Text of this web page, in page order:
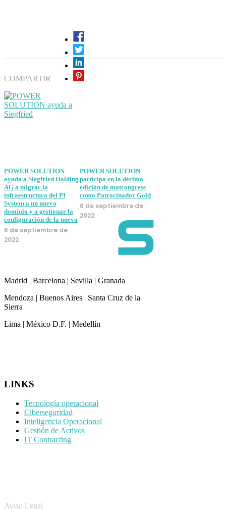
COMPARTIR
POWER SOLUTION
ayuda a Siegfried Holding
AG a migrar la
infraestructura del PI
System a un nuevo
dominio y a gestionar la
configuración de la nueva
6 de septiembre de
2022
POWER SOLUTION
participa en la décima
edición de matcongress
como Patrocinador Gold
6 de septiembre de
2022
Madrid | Barcelona | Sevilla | Granada
Mendoza | Buenos Aires | Santa Cruz de la
Sierra
Lima | México D.F. | Medellín
LINKS
Tecnología operacional
Ciberseguridad
Inteligencia Operacional
Gestión de Activos
IT Contracting
Aviso Legal